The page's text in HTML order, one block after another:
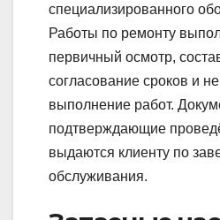
специализированного
Работы по ремонту
первичный осмотр,
согласование сроков и
выполнение работ.
подтверждающие
выдаются клиенту по
обслуживания.